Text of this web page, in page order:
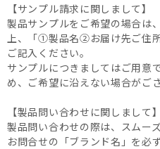
【サンプル請求に関しまして】
製品サンプルをご希望の場合は
上、「①製品名②お届け先ご住
ご記入ください。
サンプルにつきましてはご用意
め、ご希望に沿えない場合がご
【製品問い合わせに関しまして】
製品問い合わせの際は、スムー
お問合せの「ブランド名」を必